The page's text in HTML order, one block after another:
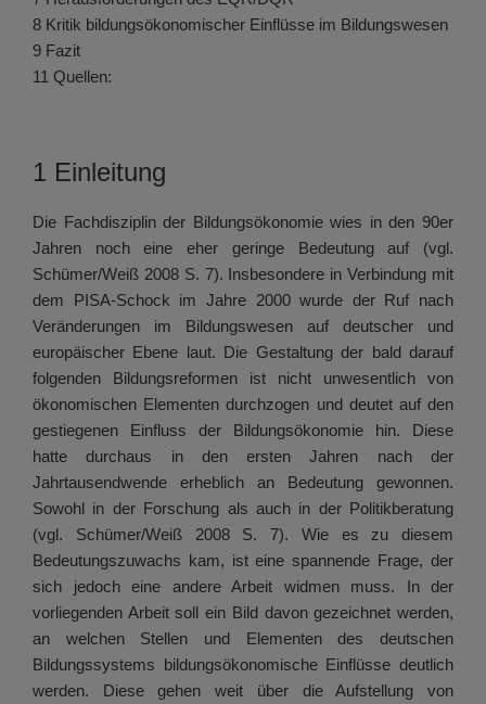
8 Kritik bildungsökonomischer Einflüsse im Bildungswesen
9 Fazit
11 Quellen:
1 Einleitung
Die Fachdisziplin der Bildungsökonomie wies in den 90er
Jahren noch eine eher geringe Bedeutung auf (vgl.
Schümer/Weiß 2008 S. 7). Insbesondere in Verbindung mit
dem PISA-Schock im Jahre 2000 wurde der Ruf nach
Veränderungen im Bildungswesen auf deutscher und
europäischer Ebene laut. Die Gestaltung der bald darauf
folgenden Bildungsreformen ist nicht unwesentlich von
ökonomischen Elementen durchzogen und deutet auf den
gestiegenen Einfluss der Bildungsökonomie hin. Diese
hatte durchaus in den ersten Jahren nach der
Jahrtausendwende erheblich an Bedeutung gewonnen.
Sowohl in der Forschung als auch in der Politikberatung
(vgl. Schümer/Weiß 2008 S. 7). Wie es zu diesem
Bedeutungszuwachs kam, ist eine spannende Frage, der
sich jedoch eine andere Arbeit widmen muss. In der
vorliegenden Arbeit soll ein Bild davon gezeichnet werden,
an welchen Stellen und Elementen des deutschen
Bildungssystems bildungsökonomische Einflüsse deutlich
werden. Diese gehen weit über die Aufstellung von